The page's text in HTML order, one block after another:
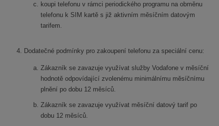
koupi telefonu v rámci periodického programu na obměnu
telefonu k SIM kartě s již aktivním měsíčním datovým
tarifem.
Dodatečné podmínky pro zakoupení telefonu za speciální cenu:
Zákazník se zavazuje využívat služby Vodafone v měsíční
hodnotě odpovídající zvolenému minimálnímu měsíčnímu
plnění po dobu 12 měsíců.
Zákazník se zavazuje využívat měsíční datový tarif po
dobu 12 měsíců.